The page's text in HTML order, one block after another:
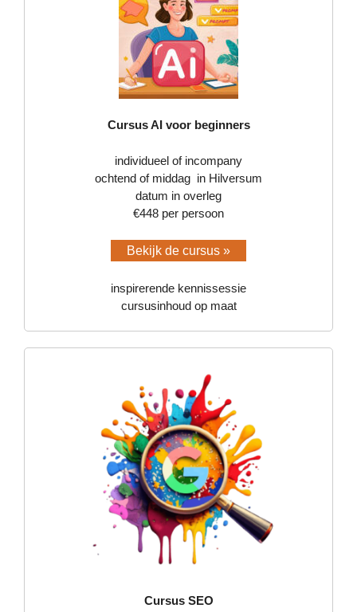
Cursus AI voor beginners
individueel of incompany
ochtend of middag in Hilversum
datum in overleg
€448 per persoon
Bekijk de cursus »
inspirerende kennissessie
cursusinhoud op maat
Cursus SEO